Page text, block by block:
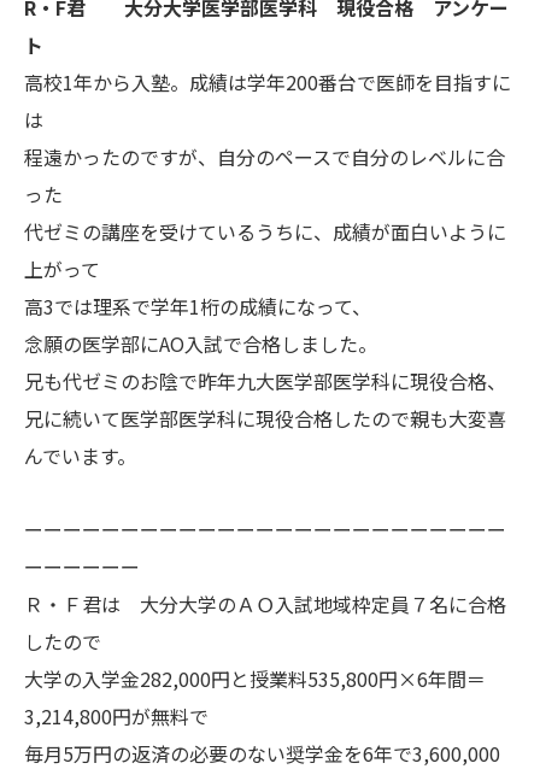
R・F君 大分大学医学部医学科 現役合格 アンケー
ト
高校1年から入塾。成績は学年200番台で医師を目指すに
は
程遠かったのですが、自分のペースで自分のレベルに合
った
代ゼミの講座を受けているうちに、成績が面白いように
上がって
高3では理系で学年1桁の成績になって、
念願の医学部にAO入試で合格しました。
兄も代ゼミのお陰で昨年九大医学部医学科に現役合格、
兄に続いて医学部医学科に現役合格したので親も大変喜
んでいます。
ーーーーーーーーーーーーーーーーーーーーーーーーー
ーーーーーー
Ｒ・Ｆ君は 大分大学のＡＯ入試地域枠定員７名に合格
したので
大学の入学金282,000円と授業料535,800円×6年間＝
3,214,800円が無料で
毎月5万円の返済の必要のない奨学金を6年で3,600,000